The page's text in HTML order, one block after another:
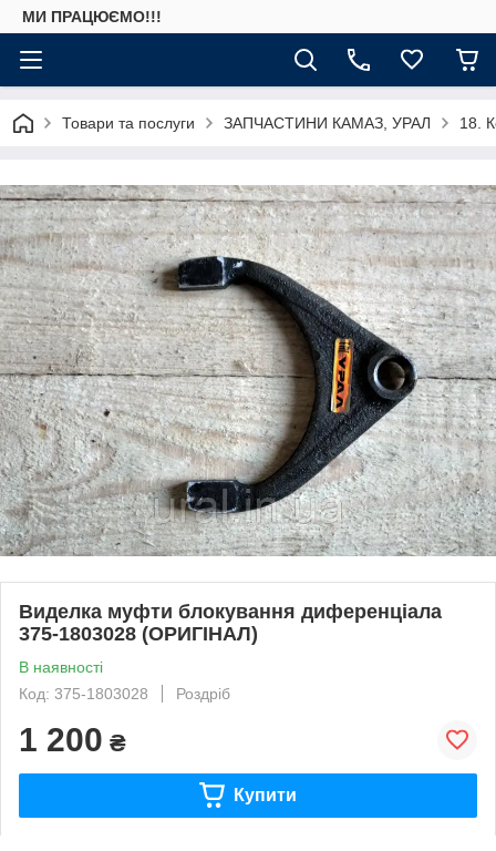
МИ ПРАЦЮЄМО!!!
Товари та послуги ЗАПЧАСТИНИ КАМАЗ, УРАЛ 18.
Виделка муфти блокування диференціала
375-1803028 (ОРИГІНАЛ)
В наявності
Код: 375-1803028
Роздріб
1 200 ₴
Купити